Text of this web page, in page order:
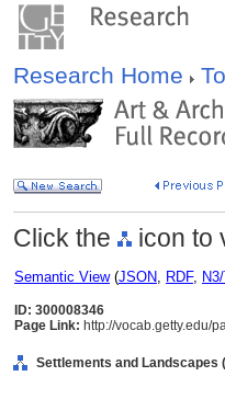
Research Home
Click the icon to
Semantic View(JSON, RDF,
ID: 300008346
Page Link: http://vocab.getty.edu/
Settlements and Landscapes